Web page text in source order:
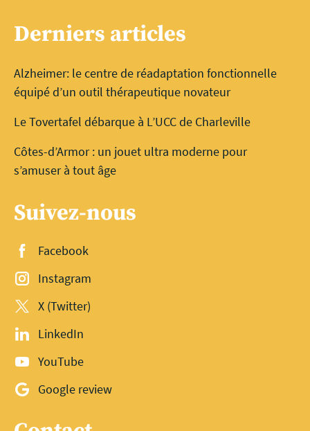
Derniers articles
Alzheimer: le centre de réadaptation fonctionnelle
équipé d’un outil thérapeutique novateur
Le Tovertafel débarque à L’UCC de Charleville
Côtes-d’Armor : un jouet ultra moderne pour
s’amuser à tout âge
Suivez-nous
Facebook
Instagram
X (Twitter)
LinkedIn
YouTube
Google review